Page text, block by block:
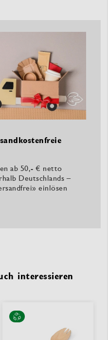
ab 50,- € netto
Deutschlands –
einlösen
interessieren